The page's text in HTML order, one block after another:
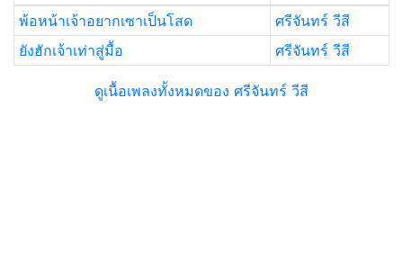
พ้อหน้าเจ้าอยากเซาเป็นโสด
ศรีจันทร์ วีสี
ยังฮักเจ้าเท่าสู่มื้อ
ศรีจันทร์ วีสี
ดูเนื้อเพลงทั้งหมดของ ศรีจันทร์ วีสี